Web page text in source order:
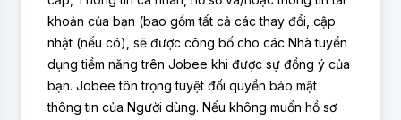
khoản của bạn (bao gồm tất cả các thay đổi, cập
nhật (nếu có), sẽ được công bố cho các Nhà tuyển
dụng tiềm năng trên Jobee khi được sự đồng ý của
bạn. Jobee tôn trọng tuyệt đối quyền bảo mật
thông tin của Người dùng. Nếu không muốn hồ sơ